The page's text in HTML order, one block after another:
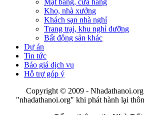
Kho, nhà xưởng
Khách sạn nhà nghỉ
Trang trại, khu nghỉ dưỡng
Bất động sản khác
Dự án
Tin tức
Báo giá dịch vụ
Hỗ trợ góp ý
Copyright © 2009 -
"nhadathanoi.org" khi phát hành lại